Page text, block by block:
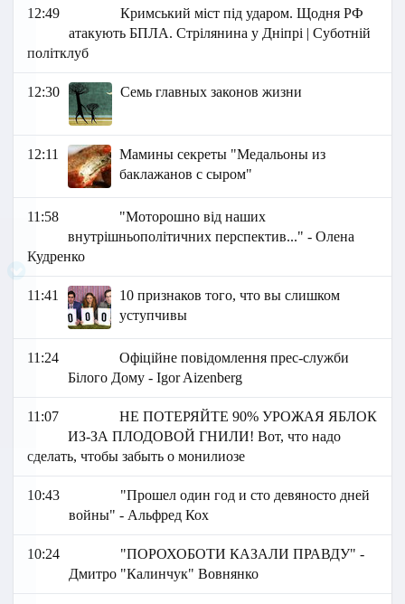
12:49
Кримський міст під ударом. Щодня РФ
атакують БПЛА. Стрілянина у Дніпрі | Суботній
політклуб
12:30 Семь главных законов жизни
12:11
Мамины секреты "Медальоны из
баклажанов с сыром"
11:58
"Моторошно від наших
внутрішньополітичних перспектив..." - Олена
Кудренко
11:41
10 признаков того, что вы слишком
уступчивы
11:24
Офіційне повідомлення прес-служби
Білого Дому - Igor Aizenberg
11:07
НЕ ПОТЕРЯЙТЕ 90% УРОЖАЯ ЯБЛОК
ИЗ-ЗА ПЛОДОВОЙ ГНИЛИ! Вот, что надо
сделать, чтобы забыть о монилиозе
10:43
"Прошел один год и сто девяносто дней
войны" - Альфред Кох
10:24
"ПОРОХОБОТИ КАЗАЛИ ПРАВДУ" -
Дмитро "Калинчук" Вовнянко